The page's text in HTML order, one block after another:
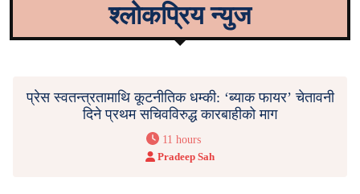
श्लोकप्रिय न्युज
प्रेस स्वतन्त्रतामाथि कूटनीतिक धम्की: ‘ब्याक फायर’ चेतावनी
दिने प्रथम सचिवविरुद्ध कारबाहीको माग
11 hours
Pradeep Sah